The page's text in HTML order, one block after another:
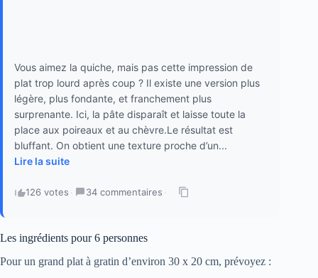
Vous aimez la quiche, mais pas cette impression de
plat trop lourd après coup ? Il existe une version plus
légère, plus fondante, et franchement plus
surprenante. Ici, la pâte disparaît et laisse toute la
place aux poireaux et au chèvre.Le résultat est
bluffant. On obtient une texture proche d’un...
Lire la suite
126 votes · 34 commentaires ·
Les ingrédients pour 6 personnes
Pour un grand plat à gratin d’environ 30 x 20 cm, prévoyez :